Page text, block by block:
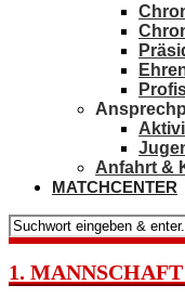
Anfahrt &
MATCHCENTER
1.